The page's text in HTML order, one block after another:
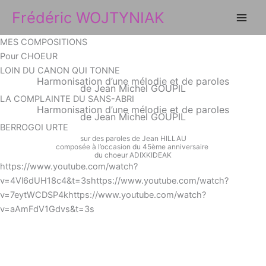
contenu
Frédéric WOJTYNIAK
MES COMPOSITIONS
Pour CHOEUR
LOIN DU CANON QUI TONNE
Harmonisation d’une mélodie et de paroles
de Jean Michel GOUPIL
LA COMPLAINTE DU SANS-ABRI
Harmonisation d’une mélodie et de paroles
de Jean Michel GOUPIL
BERROGOI URTE
sur des paroles de Jean HILLAU
composée à l’occasion du 45ème anniversaire
du choeur ADIXKIDEAK
https://www.youtube.com/watch?
v=4Vl6dUH18c4&t=3shttps://www.youtube.com/watch?
v=7eytWCDSP4khttps://www.youtube.com/watch?
v=aAmFdV1Gdvs&t=3s